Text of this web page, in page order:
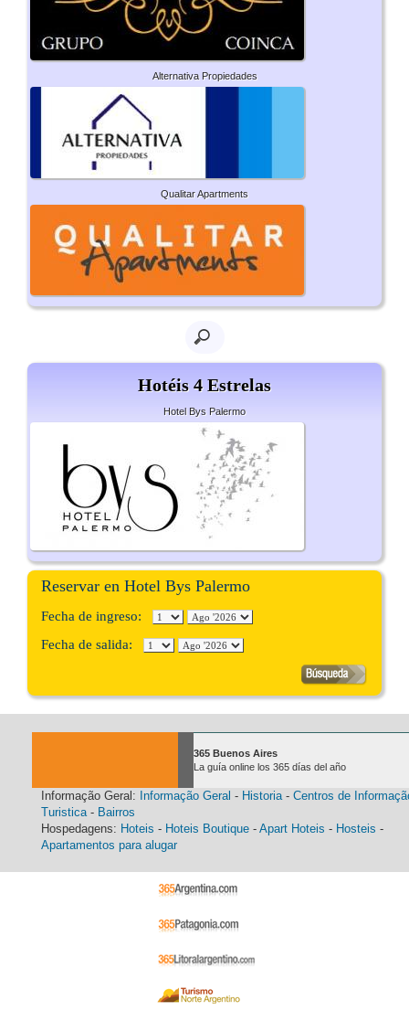
Alternativa Propiedades
Qualitar Apartments
Hotéis 4 Estrelas
Hotel Bys Palermo
Reservar en Hotel Bys Palermo
Fecha de ingreso:
Fecha de salida:
365 Buenos Aires
La guía online los 365 días del año
Informação Geral: Informação Geral - Historia - Centros de
Turistica - Bairros
Hospedagens: Hoteis - Hoteis Boutique - Apart Hoteis - Hosteis -
Apartamentos para alugar